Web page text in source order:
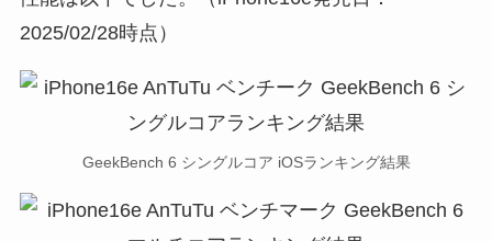
2025/02/28時点）
GeekBench 6 シングルコア iOSランキング結果